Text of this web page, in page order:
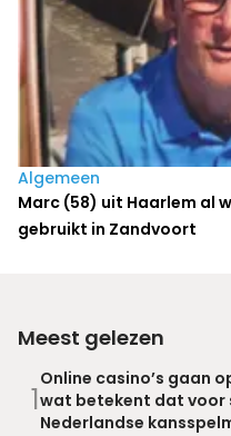
Algemeen
Marc (58) uit Haarlem al
gebruikt in Zandvoort
Meest gelezen
1
Online casino’s gaan
wat betekent dat voor
Nederlandse